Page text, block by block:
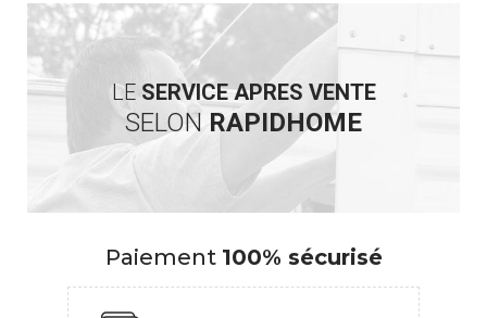
LE SERVICE APRES VENTE
SELON RAPIDHOME
Paiement 100% sécurisé